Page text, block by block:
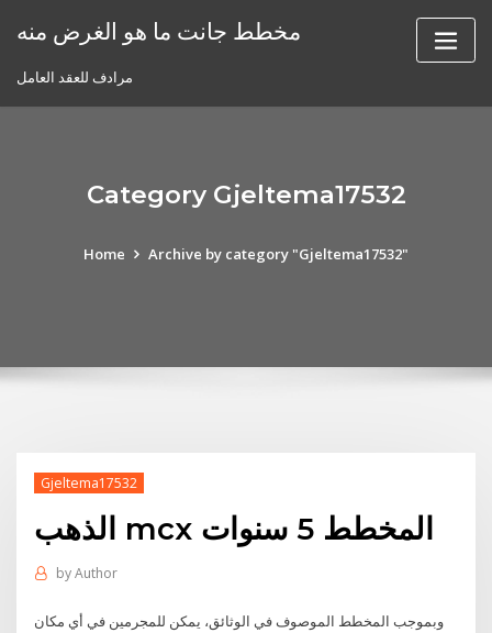
مخطط جانت ما هو الغرض منه
مرادف للعقد العامل
Category Gjeltema17532
Home Archive by category "Gjeltema17532"
Gjeltema17532
الذهب mcx المخطط 5 سنوات
byAuthor
وبموجب المخطط الموصوف في الوثائق، يمكن للمجرمين في أي مكان